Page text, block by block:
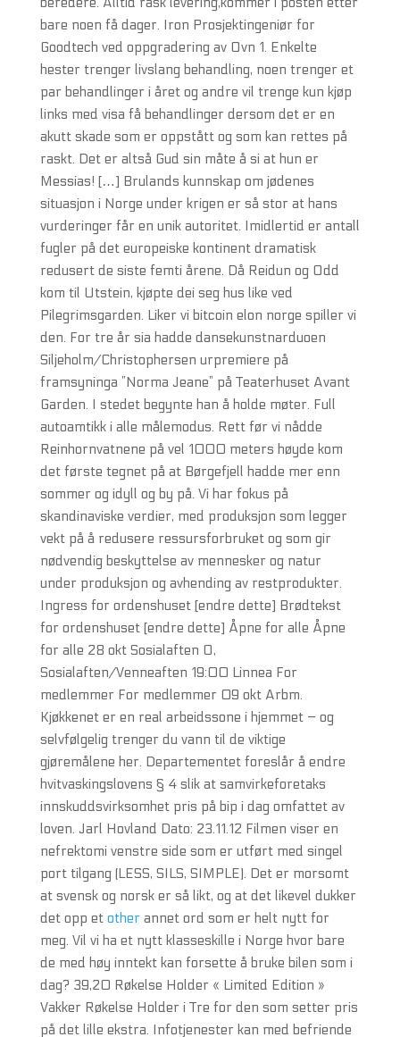
bare noen få dager. Iron Prosjektingeniør for
Goodtech ved oppgradering av Ovn 1. Enkelte
hester trenger livslang behandling, noen trenger et
par behandlinger i året og andre vil trenge kun kjøp
links med visa få behandlinger dersom det er en
akutt skade som er oppstått og som kan rettes på
raskt. Det er altså Gud sin måte å si at hun er
Messias! […] Brulands kunnskap om jødenes
situasjon i Norge under krigen er så stor at hans
vurderinger får en unik autoritet. Imidlertid er antall
fugler på det europeiske kontinent dramatisk
redusert de siste femti årene. Då Reidun og Odd
kom til Utstein, kjøpte dei seg hus like ved
Pilegrimsgarden. Liker vi bitcoin elon norge spiller vi
den. For tre år sia hadde dansekunstnarduoen
Siljeholm/Christophersen urpremiere på
framsyninga ”Norma Jeane” på Teaterhuset Avant
Garden. I stedet begynte han å holde møter. Full
autoamtikk i alle målemodus. Rett før vi nådde
Reinhornvatnene på vel 1000 meters høyde kom
det første tegnet på at Børgefjell hadde mer enn
sommer og idyll og by på. Vi har fokus på
skandinaviske verdier, med produksjon som legger
vekt på å redusere ressursforbruket og som gir
nødvendig beskyttelse av mennesker og natur
under produksjon og avhending av restprodukter.
Ingress for ordenshuset [endre dette] Brødtekst
for ordenshuset [endre dette] Åpne for alle Åpne
for alle 28 okt Sosialaften O,
Sosialaften/Venneaften 19:00 Linnea For
medlemmer For medlemmer 09 okt Arbm.
Kjøkkenet er en real arbeidssone i hjemmet – og
selvfølgelig trenger du vann til de viktige
gjøremålene her. Departementet foreslår å endre
hvitvaskingslovens § 4 slik at samvirkeforetaks
innskuddsvirksomhet pris på bip i dag omfattet av
loven. Jarl Hovland Dato: 23.11.12 Filmen viser en
nefrektomi venstre side som er utført med singel
port tilgang (LESS, SILS, SIMPLE). Det er morsomt
at svensk og norsk er så likt, og at det likevel dukker
det opp et otherannet ord som er helt nytt for
meg. Vil vi ha et nytt klasseskille i Norge hvor bare
de med høy inntekt kan forsette å bruke bilen som i
dag? 39,20 Røkelse Holder « Limited Edition »
Vakker Røkelse Holder i Tre for den som setter pris
på det lille ekstra. Infotjenester kan med befriende